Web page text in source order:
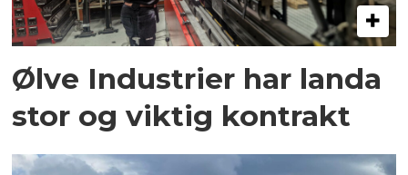
Ølve Industrier har landa
stor og viktig kontrakt